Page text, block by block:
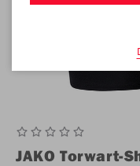
JAKO Torwart-